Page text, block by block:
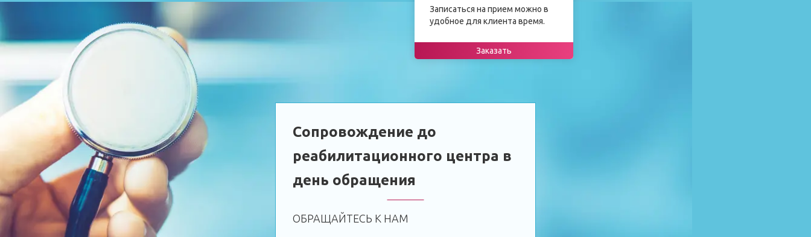
Записаться на прием можно в
удобное для клиента время.
Заказать
Сопровождение до
реабилитационного центра в
день обращения
ОБРАЩАЙТЕСЬ К НАМ